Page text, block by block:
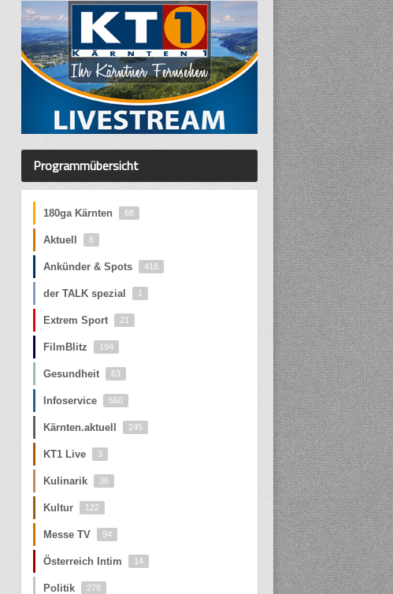
Programmübersicht
180ga Kärnten 68
Aktuell 6
Ankünder & Spots 418
der TALK spezial 1
Extrem Sport 21
FilmBlitz 194
Gesundheit 63
Infoservice 560
Kärnten.aktuell 245
KT1 Live 3
Kulinarik 36
Kultur 122
Messe TV 94
Österreich Intim 14
Politik 278